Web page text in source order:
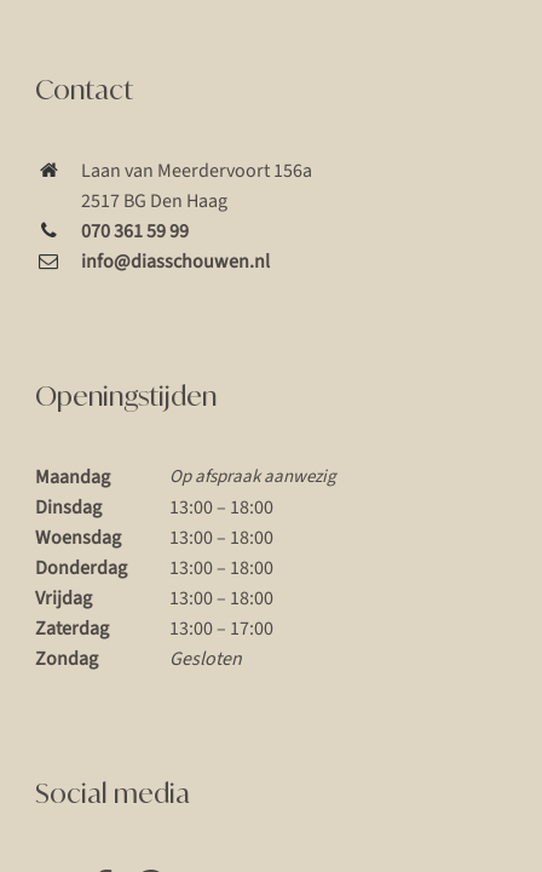
Contact
Laan van Meerdervoort 156a
2517 BG Den Haag
070 361 59 99
info@diasschouwen.nl
Openingstijden
Maandag Op afspraak aanwezig
Dinsdag
13:00 – 18:00
Woensdag
13:00 – 18:00
Donderdag
13:00 – 18:00
Vrijdag
13:00 – 18:00
Zaterdag
13:00 – 17:00
Zondag
Gesloten
Social media